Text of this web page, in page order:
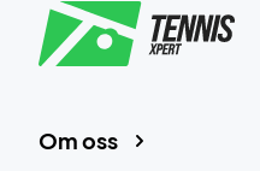
Om oss